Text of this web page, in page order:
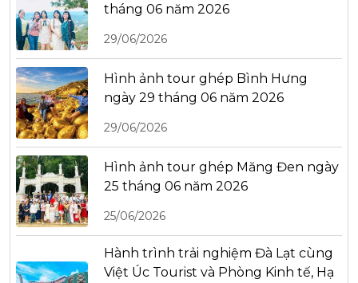
tháng 06 năm 2026
29/06/2026
Hình ảnh tour ghép Bình Hưng
ngày 29 tháng 06 năm 2026
29/06/2026
Hình ảnh tour ghép Măng Đen ngày
25 tháng 06 năm 2026
25/06/2026
Hành trình trải nghiệm Đà Lạt cùng
Việt Úc Tourist và Phòng Kinh tế, Hạ